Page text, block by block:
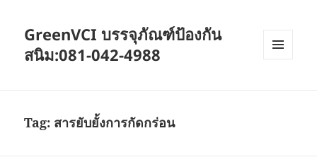
GreenVCI บรรจุภัณฑ์ป้องกัน
สนิม:081-042-4988
Tag: สารยับยั้งการกัดกร่อน